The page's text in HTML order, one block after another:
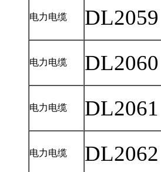
电力电缆 DL2059
电力电缆 DL2060
电力电缆 DL2061
电力电缆 DL2062